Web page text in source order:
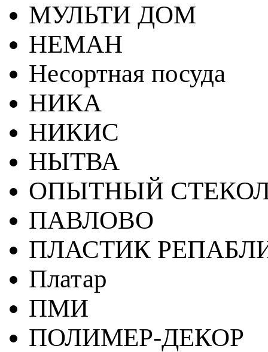
МУЛЬТИ ДОМ
НЕМАН
Несортная посуда
НИКА
НИКИС
НЫТВА
ОПЫТНЫЙ
ПАВЛОВО
ПЛАСТИК
Платар
ПМИ
ПОЛИМЕР-ДЕКОР